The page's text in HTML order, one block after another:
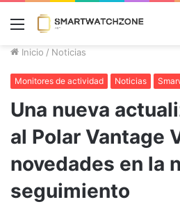
Menú
Inicio / Noticias
Monitores de actividad Noticias
Una nueva
al Polar Vantage
novedades en la
seguimiento